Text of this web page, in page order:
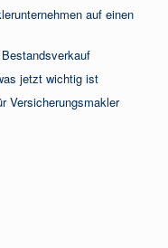
auf einen
jetzt wichtig ist
Versicherungsmakler